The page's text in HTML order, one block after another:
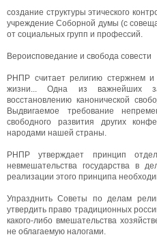
создание структуры этического
учреждение Соборной думы (с
от социальных групп и профессий.
Вероисповедание и свобода совести
РНПР считает религию стержнем и
жизни... Одна из важнейших
восстановлению канонической
Выдвигаемое требование
свободного развития других
народами нашей страны.
РНПР утверждает принцип
невмешательства государства в
реализации этого принципа
Упразднить Советы по делам
утвердить право традиционных
какого-либо вмешательства
не облагаемую налогами.